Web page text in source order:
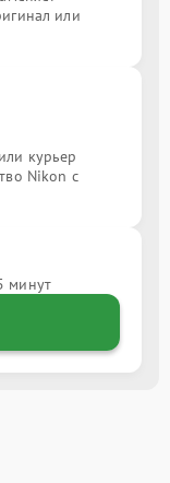
или
курьер
Nikon с
минут